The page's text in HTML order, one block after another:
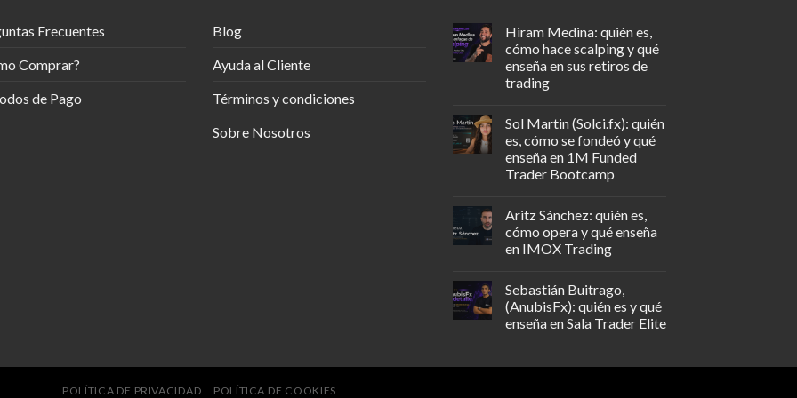
Frecuentes
Comprar?
de Pago
Blog
Ayuda al Cliente
Términos y condiciones
Sobre Nosotros
Hiram Medina: quién es,
cómo hace scalping y qué
enseña en sus retiros de
trading
Sol Martin (Solci.fx): quién
es, cómo se fondeó y qué
enseña en 1M Funded
Trader Bootcamp
Aritz Sánchez: quién es,
cómo opera y qué enseña
en IMOX Trading
Sebastián Buitrago,
(AnubisFx): quién es y qué
enseña en Sala Trader Elite
POLÍTICA DE PRIVACIDAD POLÍTICA DE COOKIES